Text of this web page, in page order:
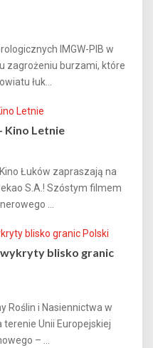
IMGW-PIB w
zagrożeniu burzami, które
łuk...
Kino Letnie
Łuków zapraszają na
S.A.! Szóstym filmem
...
blisko granic
Roślin i Nasiennictwa w
terenie Unii Europejskiej
– ...